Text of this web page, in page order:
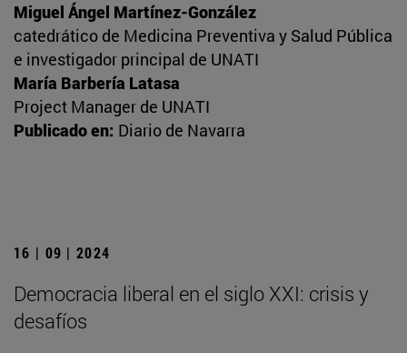
Miguel Ángel Martínez-González
catedrático de Medicina Preventiva y Salud Pública
e investigador principal de UNATI
María Barbería Latasa
Project Manager de UNATI
Publicado en: Diario de Navarra
16 | 09 | 2024
Democracia liberal en el siglo XXI: crisis y
desafíos